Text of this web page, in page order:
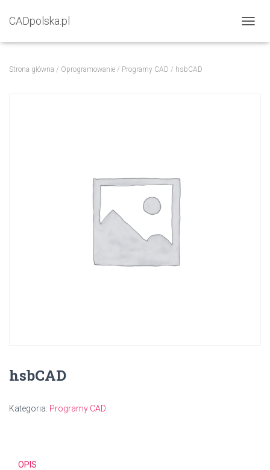
CADpolska.pl
R
Strona główna / Oprogramowanie / Programy CAD / hsbCAD
hsbCAD
Kategoria: Programy CAD
OPIS